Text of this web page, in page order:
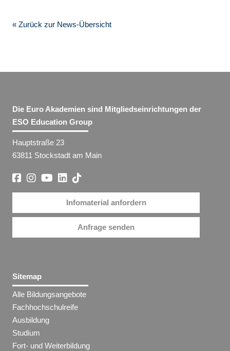
« Zurück zur News-Übersicht
Die Euro Akademien sind Mitgliedseinrichtungen der
ESO Education Group
Hauptstraße 23
63811 Stockstadt am Main
Infomaterial anfordern
Anfrage senden
Sitemap
Alle Bildungsangebote
Fachhochschulreife
Ausbildung
Studium
Fort- und Weiterbildung